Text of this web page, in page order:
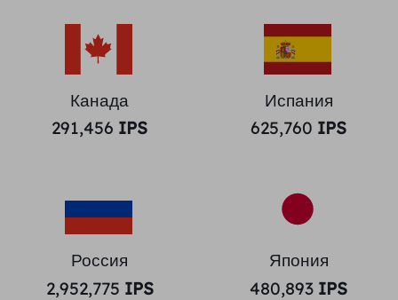
Канада
291,456 IPS
Испания
625,760 IPS
Россия
2,952,775 IPS
Япония
480,893 IPS